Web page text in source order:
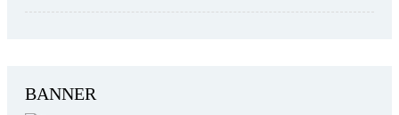
BANNER